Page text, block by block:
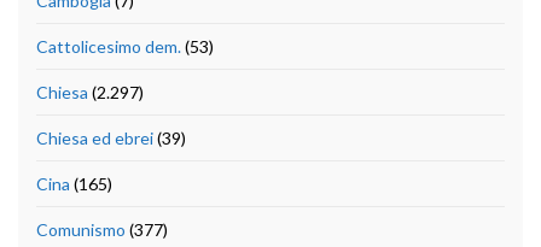
Cattolicesimo dem.(53)
Chiesa (2.297)
Chiesa ed ebrei(39)
Cina (165)
Comunismo (377)